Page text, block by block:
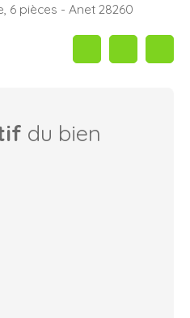
6 pièces - Anet 28260
du bien